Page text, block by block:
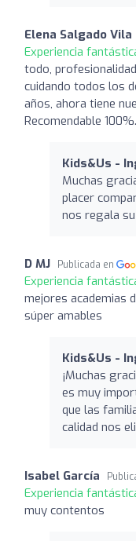
Elena Salgado Vila
Experiencia
todo,
cuidando todos los
años, ahora tiene
Recomendable 100%.
Kids&Us -
Muchas
placer
nos regala
D MJ Publicada en
Experiencia
mejores academias
súper amables
Kids&Us -
¡Muchas
es muy
que las
calidad nos
Isabel García
Experiencia
muy contentos